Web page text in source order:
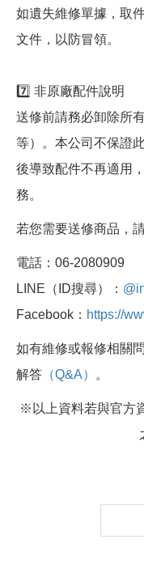
如遺失維修單據，取
文件，以防冒領。
7️⃣ 非原廠配件說明
送修前請務必卸除所
等）。本公司不保證
後導致配件不再適用
務。
若您需要送修商品，
電話：06-2080909
LINE（ID搜尋）：
Facebook： https://
如有維修或報修相關
解答 （Q&A） 。
※以上資料若與官方